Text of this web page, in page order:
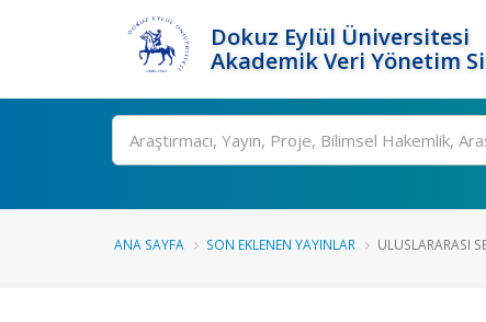
Dokuz Eylül Üniversitesi
Akademik Veri Yönetim
Ara
ANA SAYFA SON EKLENEN YAYINLAR ULUSLARARASI